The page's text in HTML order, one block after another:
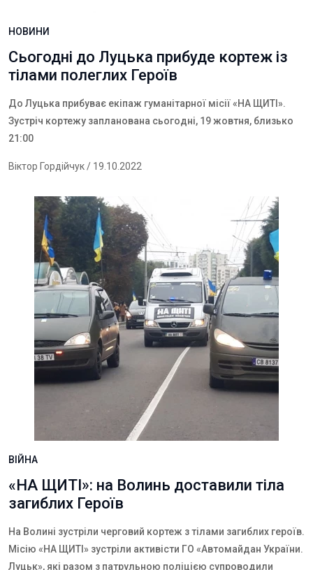
НОВИНИ
Сьогодні до Луцька прибуде кортеж із
тілами полеглих Героїв
До Луцька прибуває екіпаж гуманітарної місії «НА ЩИТІ».
Зустріч кортежу запланована сьогодні, 19 жовтня, близько
21:00
Віктор Гордійчук/ 19.10.2022
ВІЙНА
«НА ЩИТІ»: на Волинь доставили тіла
загиблих Героїв
На Волині зустріли черговий кортеж з тілами загиблих героїв.
Місію «НА ЩИТІ» зустріли активісти ГО «Автомайдан України.
Луцьк», які разом з патрульною поліцією супроводили